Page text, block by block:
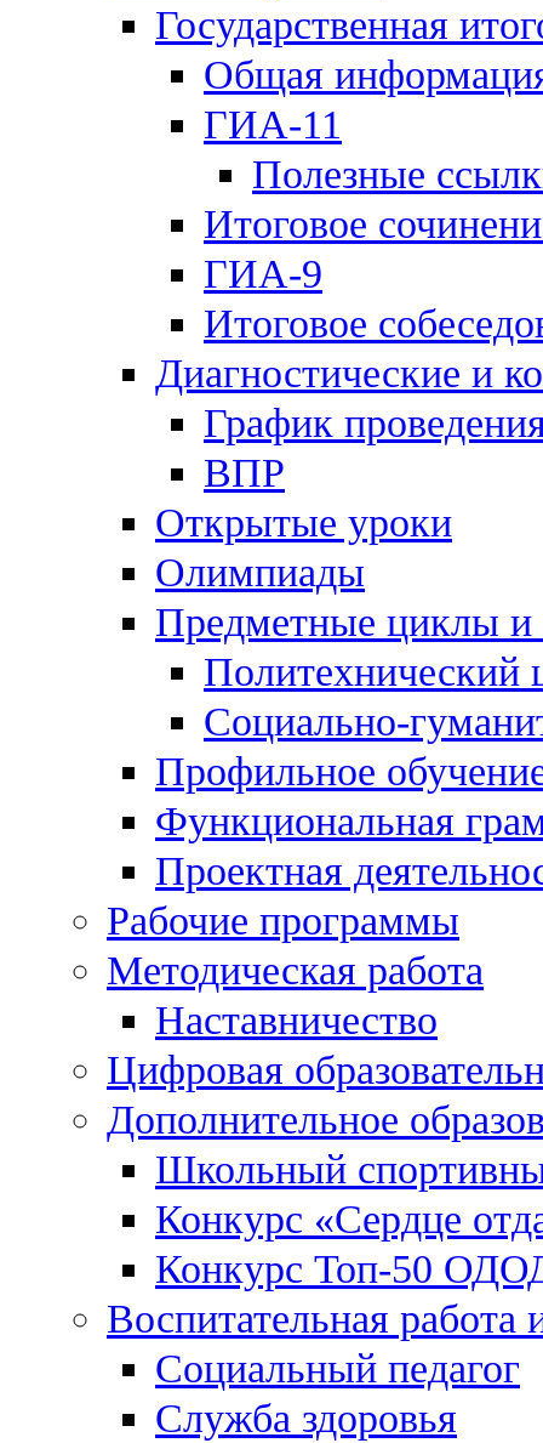
Государственная
Общая
ГИА-11
Полезные
Итоговое
ГИА-9
Итоговое
Диагностические и
График
ВПР
Открытые уроки
Олимпиады
Предметные циклы и
Политехнический
Социально-
Профильное
Функциональная
Проектная
Рабочие программы
Методическая работа
Наставничество
Цифровая
Дополнительное
Школьный
Конкурс «Сердце
Конкурс Топ-50
Воспитательная работа
Социальный педагог
Служба здоровья